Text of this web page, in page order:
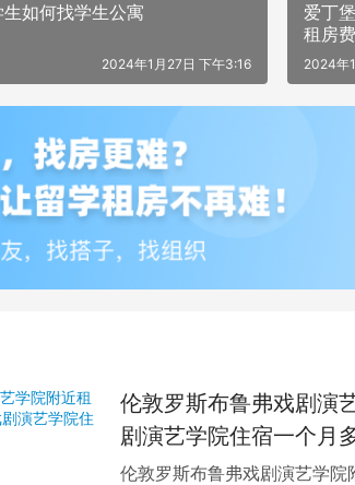
如何找学生公寓
2024年1月27日 下午3:16
爱丁
租房
2024年
伦敦罗斯布鲁弗戏剧演
剧演艺学院住宿一个月
伦敦罗斯布鲁弗戏剧演艺学